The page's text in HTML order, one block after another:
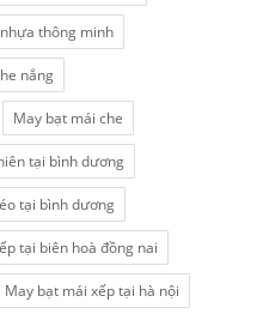
thông minh
nắng
May bạt mái che
tại bình dương
tại bình dương
tại biên hoà đồng nai
May bạt mái xếp tại hà nội